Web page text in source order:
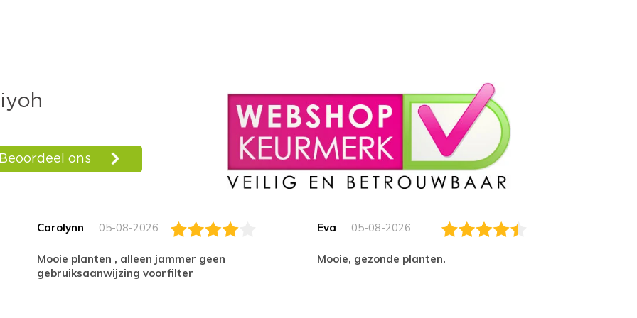
Carolynn 05-08-2026
Mooie planten , alleen jammer geen
gebruiksaanwijzing voorfilter
Eva 05-08-2026
Mooie, gezonde planten.